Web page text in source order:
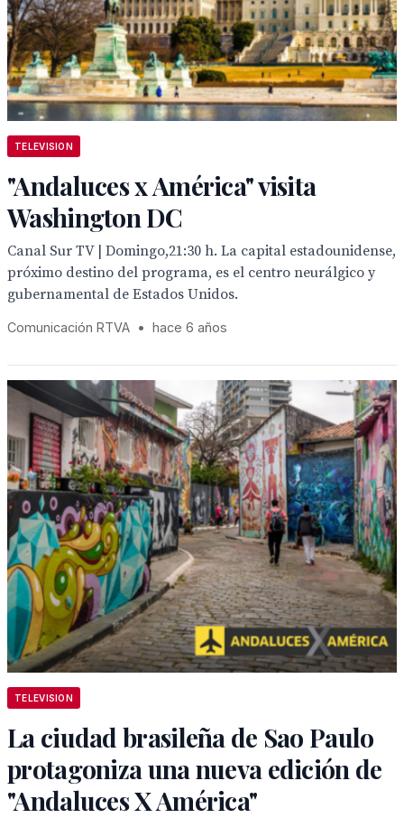
TELEVISION
"Andaluces x América" visita
Washington DC
Canal Sur TV | Domingo,21:30 h. La capital estadounidense,
próximo destino del programa, es el centro neurálgico y
gubernamental de Estados Unidos.
Comunicación RTVA • hace 6 años
TELEVISION
La ciudad brasileña de Sao Paulo
protagoniza una nueva edición de
"Andaluces X América"